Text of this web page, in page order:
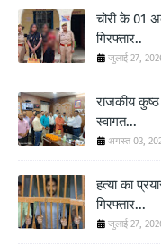
चोरी के 01
गिरफ्तार..
जुलाई 27,
राजकीय कुष्ठ
स्वागत...
अगस्त 03,
हत्या का
गिरफ्तार...
जुलाई 27,